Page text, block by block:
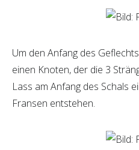
Um den Anfang des
einen Knoten, der die 3
Lass am Anfang des Schals
Fransen entstehen.